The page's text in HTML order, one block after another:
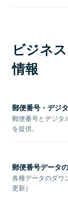
ビジネ
情報
郵便番号・デジ
郵便番号とデジタ
を提供。
郵便番号データ
各種データのダウ
更新）